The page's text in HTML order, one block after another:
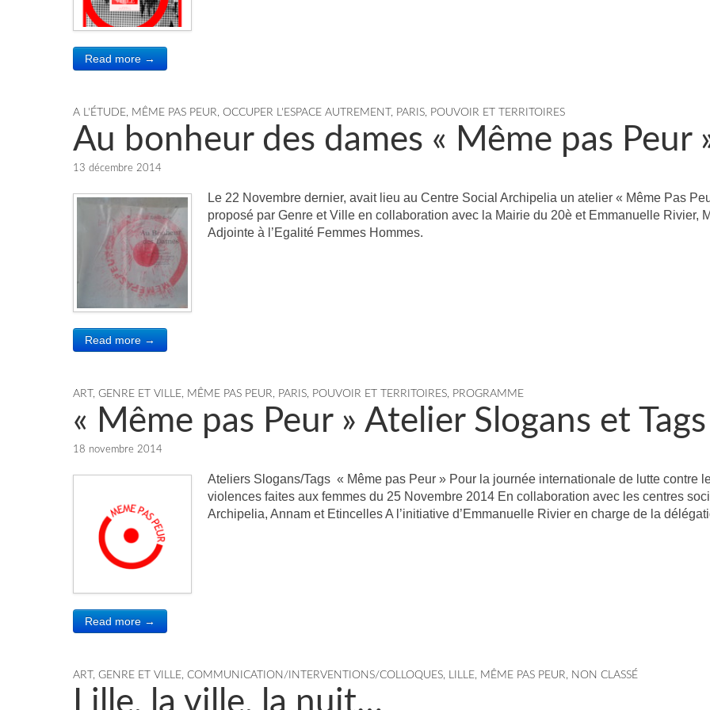
Read more →
A L'ÉTUDE, MÊME PAS PEUR, OCCUPER L'ESPACE AUTREMENT , PARIS, POUVOIR ET TERRITOIRES
Au bonheur des dames « Même pas Peur
13 décembre 2014
Le 22 Novembre dernier, avait lieu au Centre Social Archipelia un atelier « Même Pas
proposé par Genre et Ville en collaboration avec la Mairie du 20è et Emmanuelle Rivier,
Adjointe à l’Egalité Femmes Hommes.
Read more →
ART, GENRE ET VILLE, MÊME PAS PEUR, PARIS, POUVOIR ET TERRITOIRES, PROGRAMME
« Même pas Peur » Atelier Slogans et Tags
18 novembre 2014
Ateliers Slogans/Tags « Même pas Peur » Pour la journée internationale de lutte contre
violences faites aux femmes du 25 Novembre 2014 En collaboration avec les centres
Archipelia, Annam et Etincelles A l’initiative d’Emmanuelle Rivier en charge de la
Read more →
ART, GENRE ET VILLE, COMMUNICATION/INTERVENTIONS/COLLOQUES, LILLE, MÊME PAS PEUR, NON CLASSÉ
Lille, la ville, la nuit…